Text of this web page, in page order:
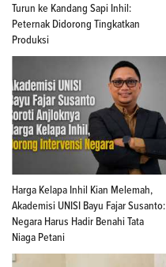
Turun ke Kandang Sapi Inhil:
Peternak Didorong Tingkatkan
Produksi
Harga Kelapa Inhil Kian Melemah,
Akademisi UNISI Bayu Fajar Susanto:
Negara Harus Hadir Benahi Tata
Niaga Petani